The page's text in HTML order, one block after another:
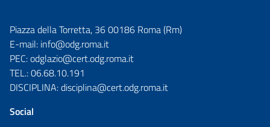
Piazza della Torretta, 36 00186 Roma (Rm)
E-mail: info@odg.roma.it
PEC:odglazio@cert.odg.roma.it
TEL.:06.68.10.191
DISCIPLINA:disciplina@cert.odg.roma.it
Social